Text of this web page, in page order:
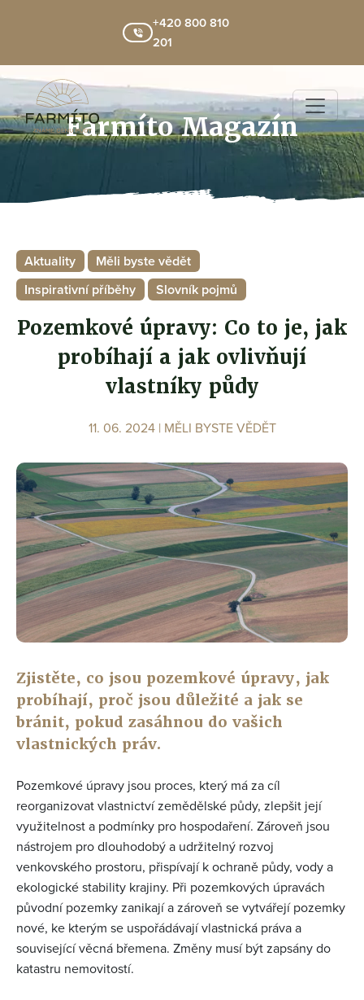
+420 800 810
201
Farmíto Magazín
Aktuality
Měli byste vědět
Inspirativní příběhy
Slovník pojmů
Pozemkové úpravy: Co to je, jak
probíhají a jak ovlivňují
vlastníky půdy
11. 06. 2024 | MĚLI BYSTE VĚDĚT
Zjistěte, co jsou pozemkové úpravy, jak
probíhají, proč jsou důležité a jak se
bránit, pokud zasáhnou do vašich
vlastnických práv.
Pozemkové úpravy jsou proces, který má za cíl
reorganizovat vlastnictví zemědělské půdy, zlepšit její
využitelnost a podmínky pro hospodaření. Zároveň jsou
nástrojem pro dlouhodobý a udržitelný rozvoj
venkovského prostoru, přispívají k ochraně půdy, vody a
ekologické stability krajiny. Při pozemkových úpravách
původní pozemky zanikají a zároveň se vytvářejí pozemky
nové, ke kterým se uspořádávají vlastnická práva a
související věcná břemena. Změny musí být zapsány do
katastru nemovitostí.